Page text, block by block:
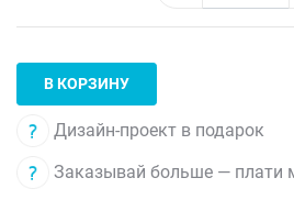
В КОРЗИНУ
Дизайн-проект в подарок
Заказывай больше — плати